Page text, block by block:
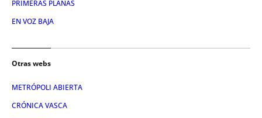
PRIMERAS PLANAS
EN VOZ BAJA
Otras webs
METRÓPOLI ABIERTA
CRÓNICA VASCA